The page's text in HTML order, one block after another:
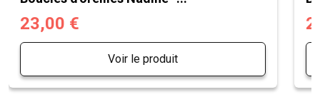
23,00 €
Voir le produit